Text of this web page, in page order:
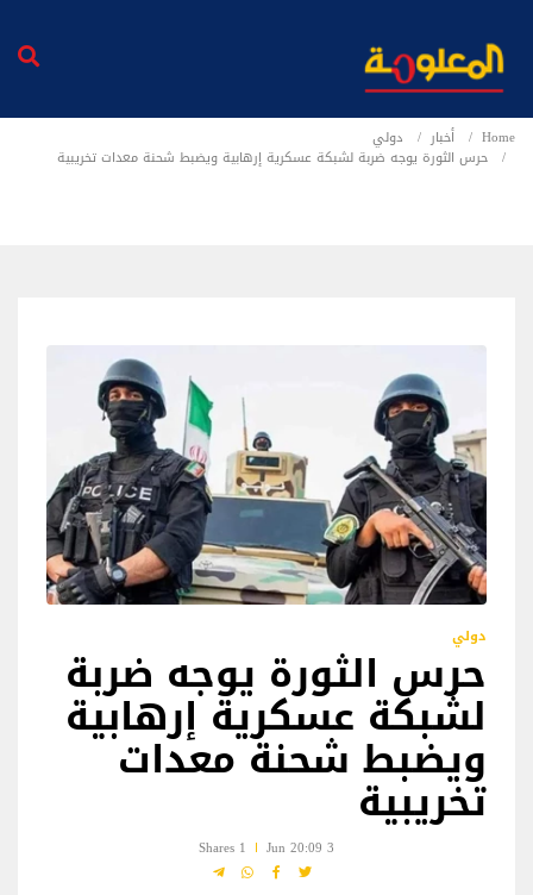
Home أخبار
دولي
حرس الثورة يوجه ضربة لشبكة عسكرية إرهابية ويضبط شحنة معدات تخريبية
دولي
حرس الثورة يوجه ضربة
لشبكة عسكرية إرهابية
ويضبط شحنة معدات
تخريبية
3 Jun 20:09
1 Shares